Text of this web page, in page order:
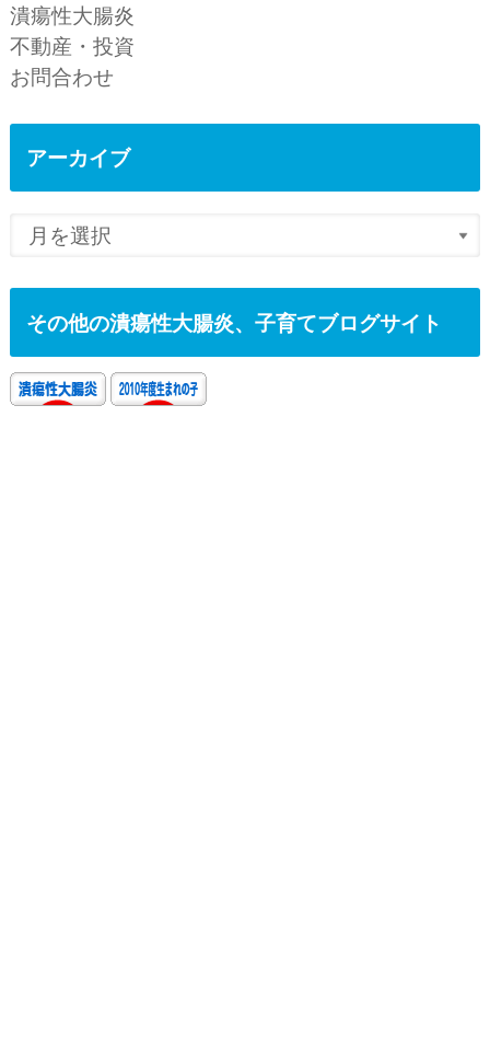
潰瘍性大腸炎
不動産・投資
お問合わせ
アーカイブ
その他の潰瘍性大腸炎、子育てブログサイト